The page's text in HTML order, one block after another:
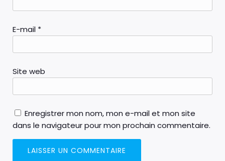
E-mail *
Site web
Enregistrer mon nom, mon e-mail et mon site
dans le navigateur pour mon prochain commentaire.